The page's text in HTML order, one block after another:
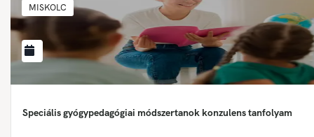
MISKOLC
Speciális gyógypedagógiai módszertanok konzulens tanfolyam